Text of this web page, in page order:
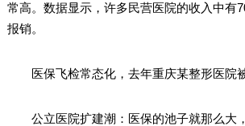
常高。数据显示，许多民营医院的收入中有
报销。
医保飞检常态化，去年重庆某整形医院
公立医院扩建潮：医保的池子就那么大